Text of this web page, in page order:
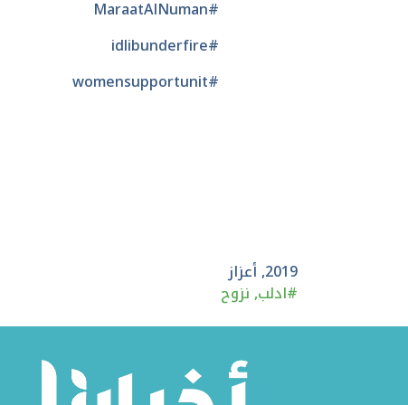
#MaraatAlNuman
#idlibunderfire
#womensupportunit
2019
,أعزاز
#ادلب,نزوح